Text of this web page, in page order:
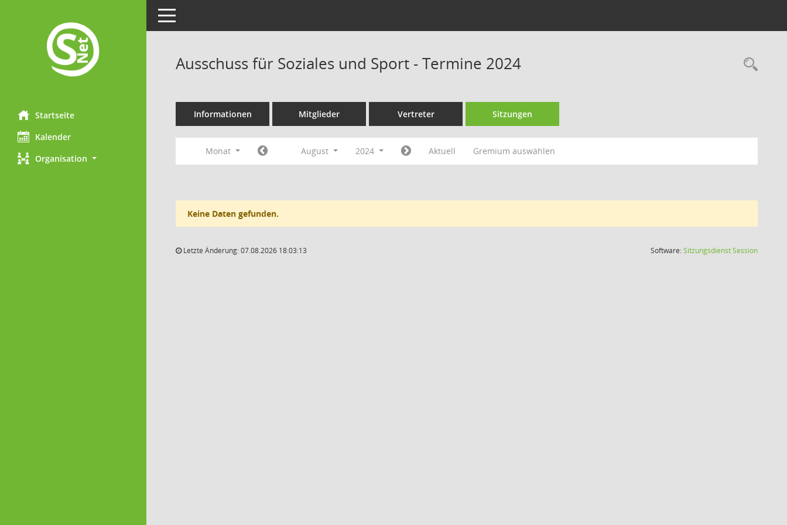
Startseite
Kalender
Organisation
Toggle navigation
Ausschuss für Soziales und Sport - Termine 2024
Informationen Mitglieder Vertreter Sitzungen
Monat August 2024 Aktuell Gremium auswählen
Keine Daten gefunden.
Letzte Änderung: 07.08.2026 18:03:13 Software:SitzungsdienstSession(Wird in